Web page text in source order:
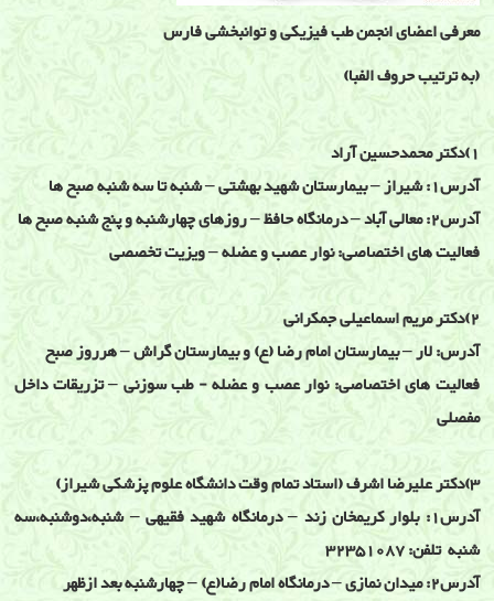
معرفی اعضای انجمن طب فیزیکی و توانبخشی فارس
(به ترتیب حروف الفبا)
1)دکتر محمدحسین آراد
آدرس1: شیراز – بیمارستان شهید بهشتی – شنبه تا سه شنبه صبح ها
آدرس2: معالی آباد – درمانگاه حافظ – روزهای چهارشنبه و پنج شنبه صبح ها
فعالیت های اختصاصی: نوار عصب و عضله – ویزیت تخصصی
2)دکتر مریم اسماعیلی جمکرانی
آدرس: لار – بیمارستان امام رضا (ع) و بیمارستان گراش – هرروز صبح
فعالیت های اختصاصی: نوار عصب و عضله - طب سوزنی – تزریقات داخل
مفصلی
3)دکتر علیرضا اشرف (استاد تمام وقت دانشگاه علوم پزشکی شیراز)
آدرس1: بلوار کریمخان زند – درمانگاه شهید فقیهی – شنبه،دوشنبه،سه
شنبه تلفن: 32351087
آدرس2: میدان نمازی – درمانگاه امام رضا(ع) – چهارشنبه بعد ازظهر